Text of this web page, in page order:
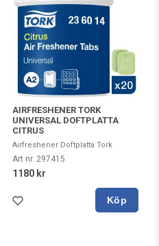
AIRFRESHENER TORK
UNIVERSAL DOFTPLATTA
CITRUS
Airfreshener Doftplatta Tork
Art nr. 297415
1180 kr
Köp